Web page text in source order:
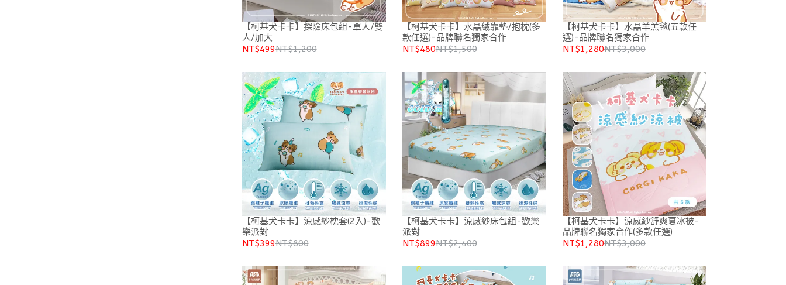
【柯基犬卡卡】探險床包組-單人/雙
人/加大
NT$499NT$1,200
【柯基犬卡卡】水晶絨靠墊/抱枕(多
款任選)-品牌聯名獨家合作
NT$480NT$1,500
【柯基犬卡卡】水晶羊羔毯(五款任
選)-品牌聯名獨家合作
NT$1,280NT$3,000
【柯基犬卡卡】涼感紗枕套(2入)-歡
樂派對
NT$399NT$800
【柯基犬卡卡】涼感紗床包組-歡樂
派對
NT$899NT$2,400
【柯基犬卡卡】涼感紗舒爽夏冰被-
品牌聯名獨家合作(多款任選)
NT$1,280NT$3,000